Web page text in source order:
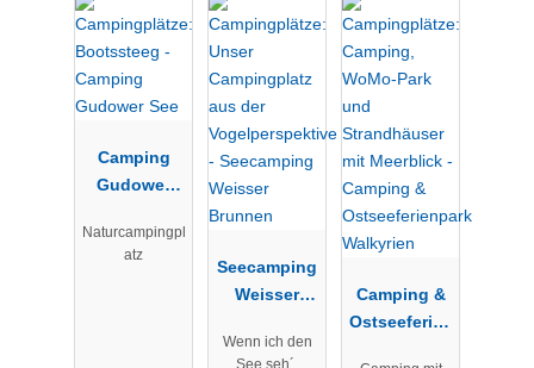
Camping
Gudower
Naturcampingpl
atz
Seecamping
Weisser
Wenn ich den
See seh´,
Camping &
Ostseeferien